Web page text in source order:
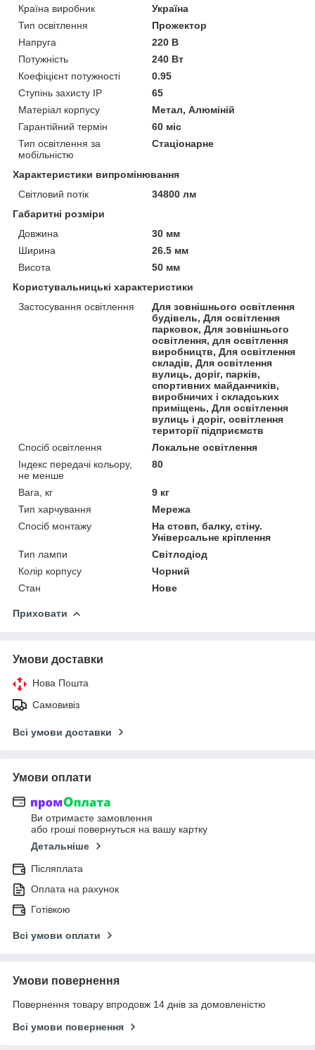
Країна виробник
Україна
Тип освітлення
Прожектор
Напруга
220 В
Потужність
240 Вт
Коефіцієнт потужності
0.95
Ступінь захисту IP
65
Матеріал корпусу
Метал, Алюміній
Гарантійний термін
60 міс
Тип освітлення за
мобільністю
Стаціонарне
Характеристики випромінювання
Світловий потік
34800 лм
Габаритні розміри
Довжина
30 мм
Ширина
26.5 мм
Висота
50 мм
Користувальницькі характеристики
Застосування освітлення
Для зовнішнього освітлення
будівель, Для освітлення
парковок, Для зовнішнього
освітлення, для освітлення
виробництв, Для освітлення
складів, Для освітлення
вулиць, доріг, парків,
спортивних майданчиків,
виробничих і складських
приміщень, Для освітлення
вулиць і доріг, освітлення
території підприємств
Спосіб освітлення
Локальне освітлення
Індекс передачі кольору,
не менше
80
Вага, кг
9 кг
Тип харчування
Мережа
Спосіб монтажу
На стовп, балку, стіну.
Універсальне кріплення
Тип лампи
Світлодіод
Колір корпусу
Чорний
Стан
Нове
Приховати
Умови доставки
Нова Пошта
Самовивіз
Всі умови доставки
Умови оплати
Ви отримаєте замовлення
або гроші повернуться на вашу картку
Детальніше
Післяплата
Оплата на рахунок
Готівкою
Всі умови оплати
Умови повернення
Повернення товару впродовж 14 днів за домовленістю
Всі умови повернення